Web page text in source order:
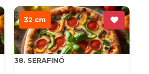
32 cm
38. SERAFINÓ